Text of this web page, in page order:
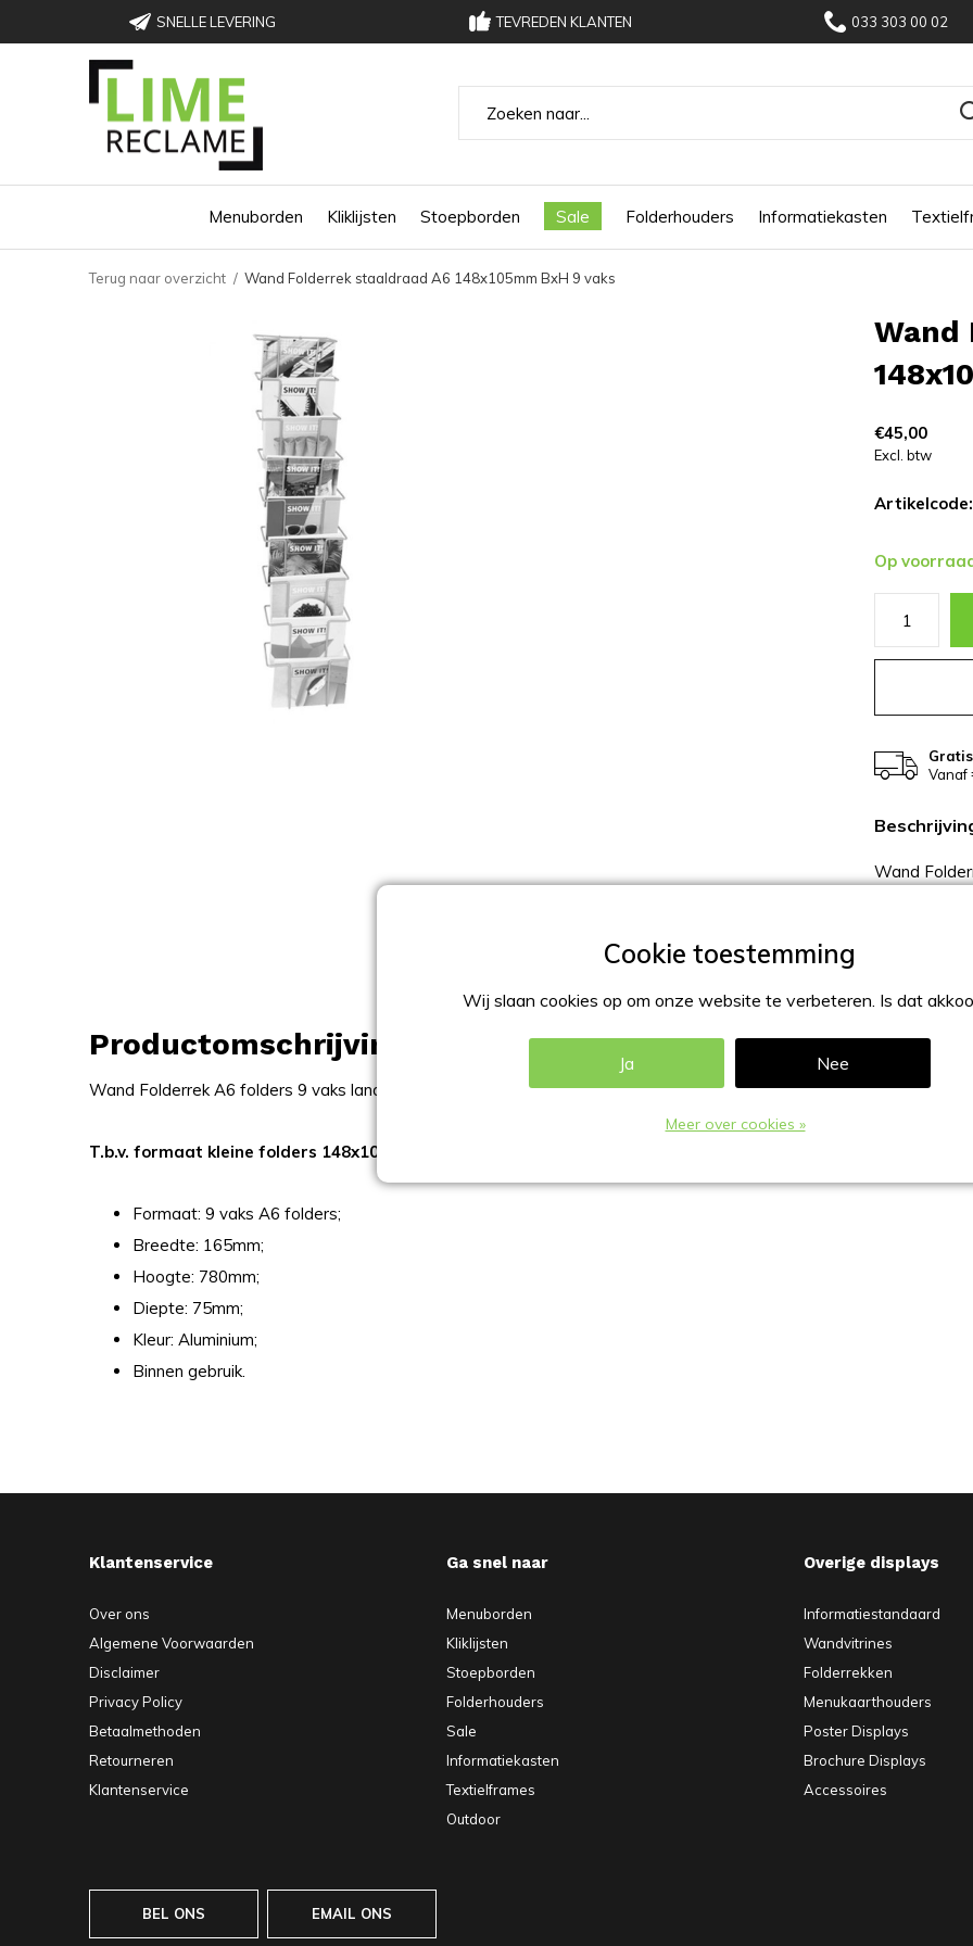
SNELLE LEVERING TEVREDEN KLANTEN 033 303 00 02
Menuborden Kliklijsten Stoepborden Folderhouders
Sale Informatiekasten
Terug naar overzicht Wand Folderrek staaldraad A6 148x105mm BxH 9 vaks
Wand
€45,00
Excl. btw
Artikelcode:
Op
Vanaf
Wand
Productomschrijving
Wand Folderrek A6 folders 9 vaks landscape, uitgevoerd in staaldraad gecoat in RAL-9006.
T.b.v. formaat kleine folders 148x105mm BxH (=A6 formaat):
Formaat: 9 vaks A6 folders;
Breedte: 165mm;
Hoogte: 780mm;
Diepte: 75mm;
Kleur: Aluminium;
Binnen gebruik.
Klantenservice
Over ons
Algemene Voorwaarden
Disclaimer
Privacy Policy
Betaalmethoden
Retourneren
Klantenservice
Ga snel naar
Menuborden
Kliklijsten
Stoepborden
Folderhouders
Sale
Informatiekasten
Textielframes
Outdoor
Overige displays
Informatiestandaard
Wandvitrines
Folderrekken
Menukaarthouders
Poster Displays
Brochure Displays
Accessoires
BEL ONS EMAIL ONS
Wij slaan cookies op om onze website te verbeteren. Is dat
Ja Nee
Meer over cookies »